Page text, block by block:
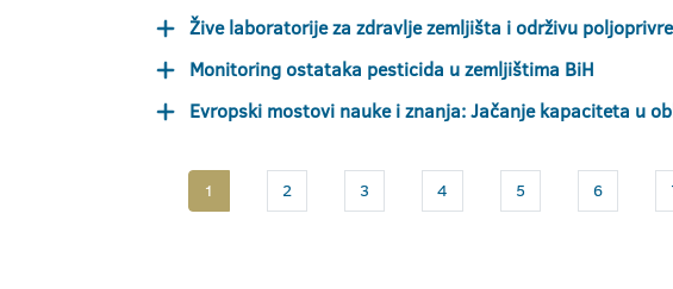
Žive laboratorije za zdravlje zemljišta i održivu
Monitoring ostataka pesticida u zemljištima BiH
Evropski mostovi nauke i znanja: Jačanje kapaciteta u
1 2 3 4 5 6